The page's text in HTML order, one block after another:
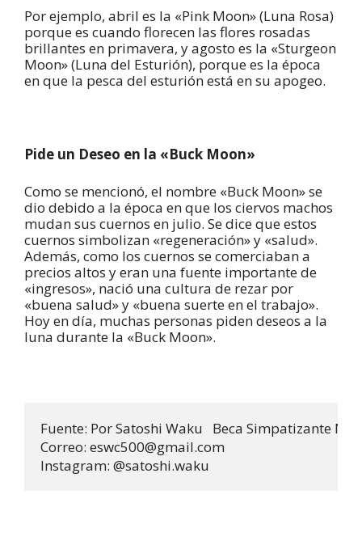
Por ejemplo, abril es la «Pink Moon» (Luna Rosa)
porque es cuando florecen las flores rosadas
brillantes en primavera, y agosto es la «Sturgeon
Moon» (Luna del Esturión), porque es la época
en que la pesca del esturión está en su apogeo.
Pide un Deseo en la «Buck Moon»
Como se mencionó, el nombre «Buck Moon» se
dio debido a la época en que los ciervos machos
mudan sus cuernos en julio. Se dice que estos
cuernos simbolizan «regeneración» y «salud».
Además, como los cuernos se comerciaban a
precios altos y eran una fuente importante de
«ingresos», nació una cultura de rezar por
«buena salud» y «buena suerte en el trabajo».
Hoy en día, muchas personas piden deseos a la
luna durante la «Buck Moon».
Fuente: Por Satoshi Waku   Beca Simpatizante
Correo: eswc500@gmail.com
Instagram: @satoshi.waku